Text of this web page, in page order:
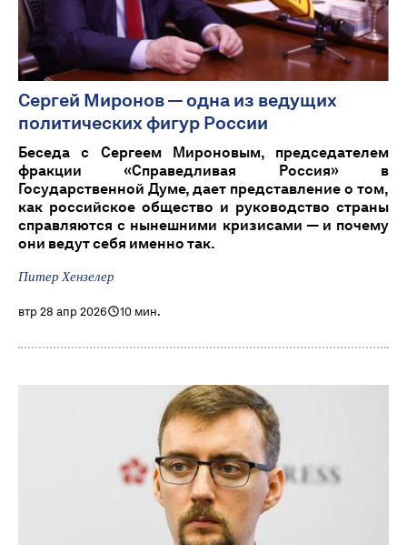
Сергей Миронов — одна из ведущих
политических фигур России
Беседа с Сергеем Мироновым, председателем
фракции «Справедливая Россия» в
Государственной Думе, дает представление о том,
как российское общество и руководство страны
справляются с нынешними кризисами — и почему
они ведут себя именно так.
Питер Хензелер
втр 28 апр 2026 10 мин.